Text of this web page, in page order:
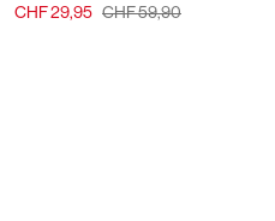
CHF 29,95 CHF 59,90